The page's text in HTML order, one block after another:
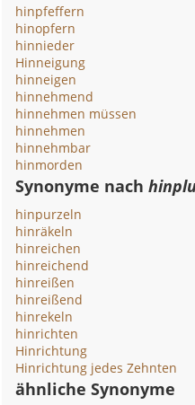
hinpfeffern
hinopfern
hinnieder
Hinneigung
hinneigen
hinnehmend
hinnehmen müssen
hinnehmen
hinnehmbar
hinmorden
Synonyme nach
hinpurzeln
hinräkeln
hinreichen
hinreichend
hinreißen
hinreißend
hinrekeln
hinrichten
Hinrichtung
Hinrichtung jedes Zehnten
ähnliche Synonyme